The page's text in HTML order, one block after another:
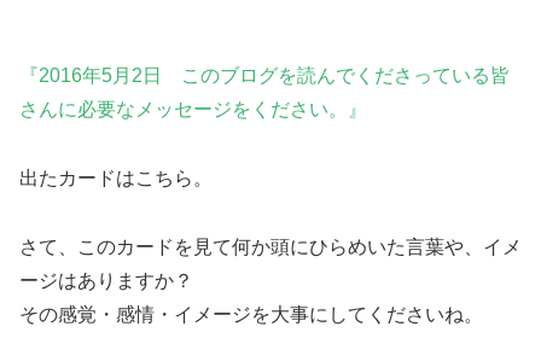
『2016年5月2日 このブログを読んでくださっている皆
さんに必要なメッセージをください。』
出たカードはこちら。
さて、このカードを見て何か頭にひらめいた言葉や、イメ
ージはありますか？
その感覚・感情・イメージを大事にしてくださいね。